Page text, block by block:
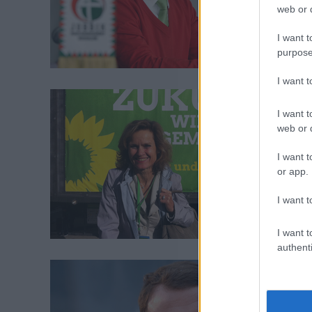
web or
I want
I want
I want
web or
I want
or app.
I want
I want